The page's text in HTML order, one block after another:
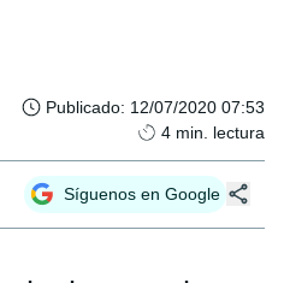
Publicado: 12/07/2020 07:53
4 min. lectura
Síguenos en Google